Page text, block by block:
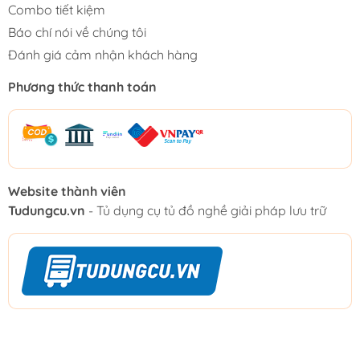
Combo tiết kiệm
Báo chí nói về chúng tôi
Đánh giá cảm nhận khách hàng
Phương thức thanh toán
Website thành viên
Tudungcu.vn - Tủ dụng cụ tủ đồ nghề giải pháp lưu trữ